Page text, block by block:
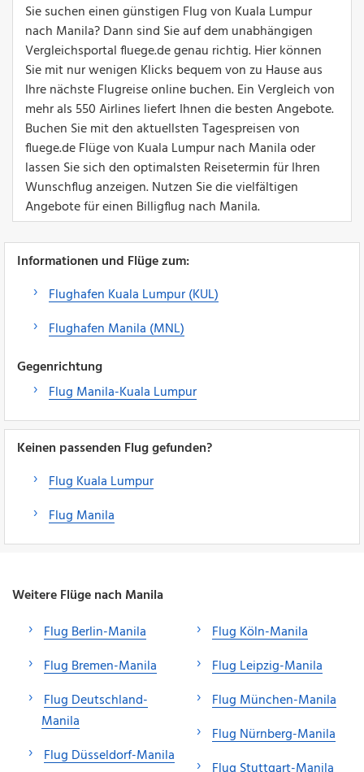
Sie suchen einen günstigen Flug von Kuala Lumpur
nach Manila? Dann sind Sie auf dem unabhängigen
Vergleichsportal fluege.de genau richtig. Hier können
Sie mit nur wenigen Klicks bequem von zu Hause aus
Ihre nächste Flugreise online buchen. Ein Vergleich von
mehr als 550 Airlines liefert Ihnen die besten Angebote.
Buchen Sie mit den aktuellsten Tagespreisen von
fluege.de Flüge von Kuala Lumpur nach Manila oder
lassen Sie sich den optimalsten Reisetermin für Ihren
Wunschflug anzeigen. Nutzen Sie die vielfältigen
Angebote für einen Billigflug nach Manila.
Informationen und Flüge zum:
Flughafen Kuala Lumpur (KUL)
Flughafen Manila (MNL)
Gegenrichtung
Flug Manila-Kuala Lumpur
Keinen passenden Flug gefunden?
Flug Kuala Lumpur
Flug Manila
Weitere Flüge nach Manila
Flug Berlin-Manila
Flug Bremen-Manila
Flug Deutschland-
Manila
Flug Düsseldorf-Manila
Flug Köln-Manila
Flug Leipzig-Manila
Flug München-Manila
Flug Nürnberg-Manila